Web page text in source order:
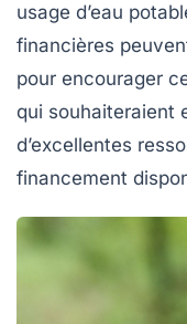
usage d’eau
financières
pour encourager
qui souhaiteraient
d’excellentes
financement